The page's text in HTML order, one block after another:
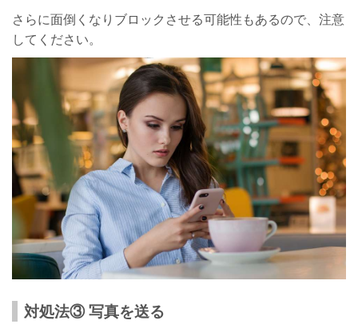
さらに面倒くなりブロックさせる可能性もあるので、注意
してください。
対処法③ 写真を送る